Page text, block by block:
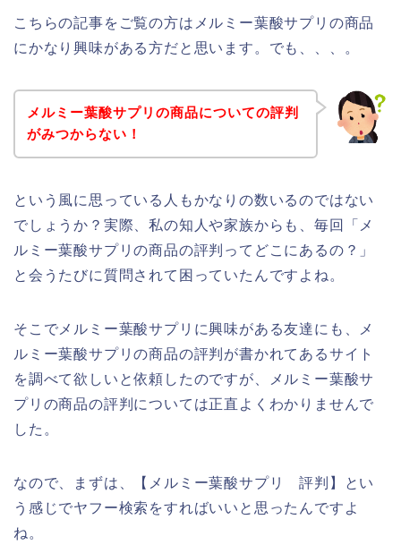
こちらの記事をご覧の方はメルミー葉酸サプリの商品
にかなり興味がある方だと思います。でも、、、。
メルミー葉酸サプリの商品についての評判
がみつからない！
という風に思っている人もかなりの数いるのではない
でしょうか？実際、私の知人や家族からも、毎回「メ
ルミー葉酸サプリの商品の評判ってどこにあるの？」
と会うたびに質問されて困っていたんですよね。
そこでメルミー葉酸サプリに興味がある友達にも、メ
ルミー葉酸サプリの商品の評判が書かれてあるサイト
を調べて欲しいと依頼したのですが、メルミー葉酸サ
プリの商品の評判については正直よくわかりませんで
した。
なので、まずは、【メルミー葉酸サプリ 評判】とい
う感じでヤフー検索をすればいいと思ったんですよ
ね。